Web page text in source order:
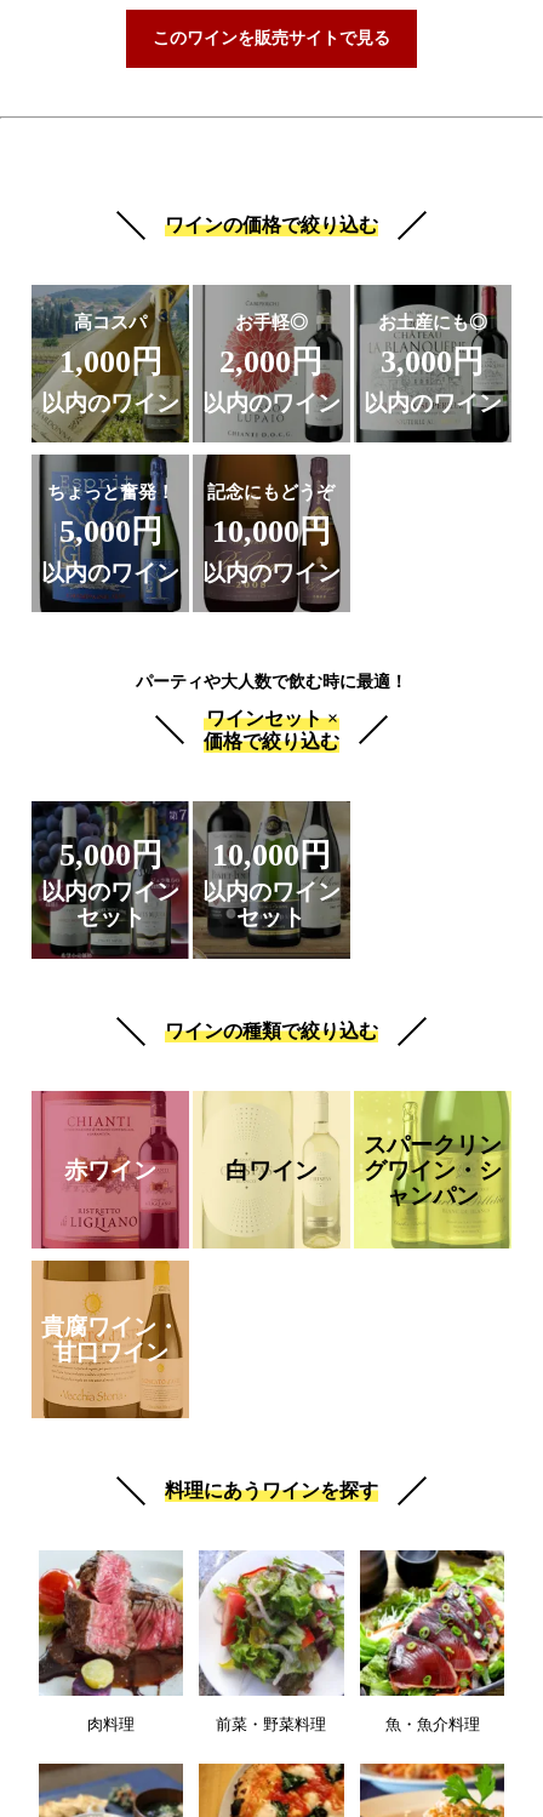
このワインを販売サイトで見る
ワインの価格で絞り込む
高コスパ
1,000円
以内のワイン
お手軽◎
2,000円
以内のワイン
お土産にも◎
3,000円
以内のワイン
ちょっと奮発！
5,000円
以内のワイン
記念にもどうぞ
10,000円
以内のワイン
パーティや大人数で飲む時に最適！
ワインセット ×
価格で絞り込む
5,000円
以内のワイン
セット
10,000円
以内のワイン
セット
ワインの種類で絞り込む
赤ワイン 白ワイン
スパークリン
グワイン・シ
ャンパン
貴腐ワイン・
甘口ワイン
料理にあうワインを探す
肉料理 前菜・野菜料理 魚・魚介料理